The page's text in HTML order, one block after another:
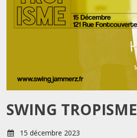
SWING TROPISME
15 décembre 2023